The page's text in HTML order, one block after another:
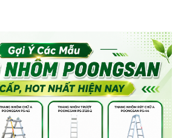
thị trường hiện nay!